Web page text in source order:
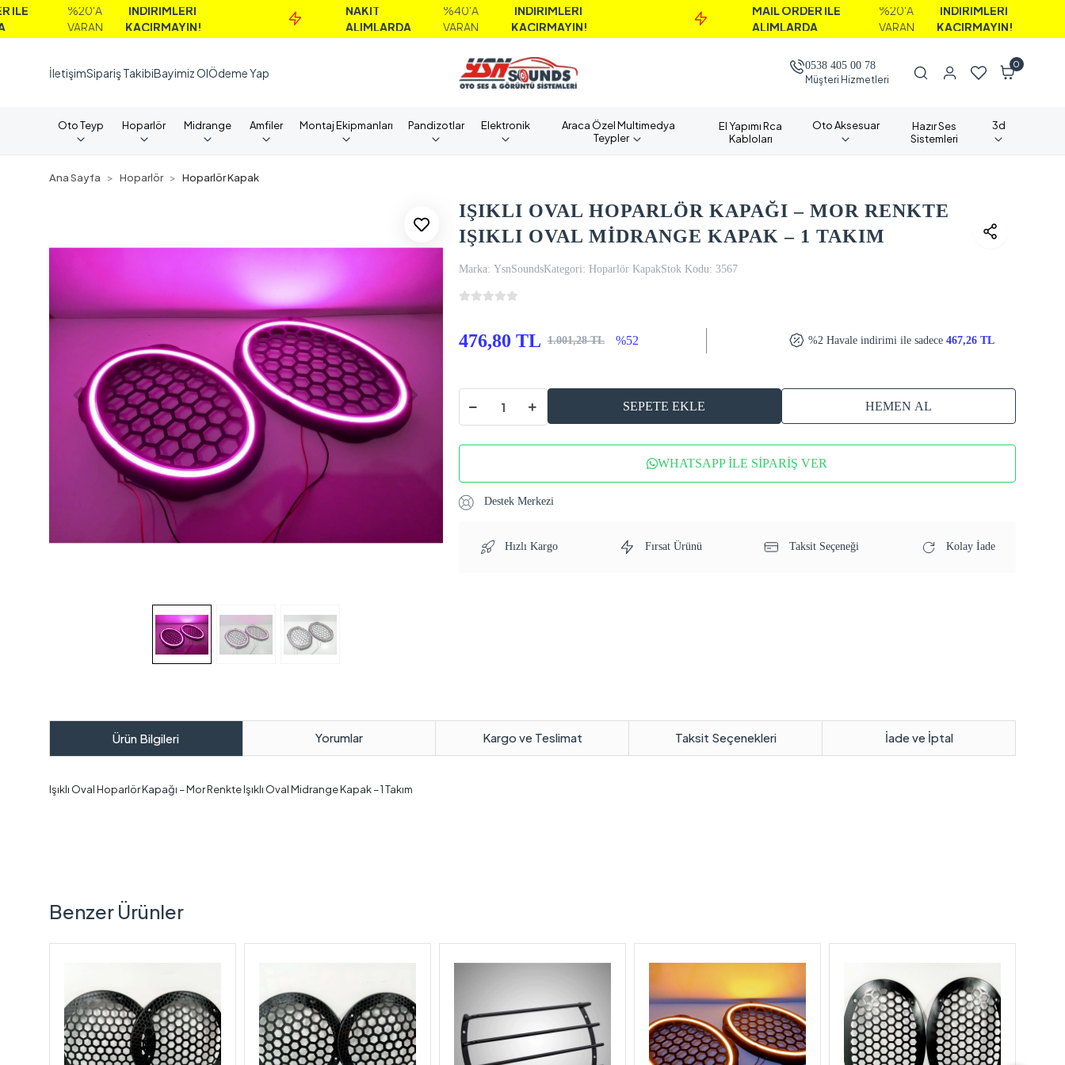
%20'A
İNDİRİMLERİ
KAÇIRMAYIN!
NAKİT
ALIMLARDA
VARAN
İNDİRİMLERİ
KAÇIRMAYIN!
MAİL ORDER İLE
ALIMLARDA
%20'A
İNDİRİMLERİ
KAÇIRMAYIN!
İletişimSipariş TakibiBayimiz OlÖdeme Yap
0538 405 00 78
Müşteri Hizmetleri
0
Oto Teyp Hoparlör Midrange Amfiler Montaj Ekipmanları Pandizotlar Elektronik
Araca Özel Multimedya
Teypler
El Yapımı Rca
Kabloları
Oto Aksesuar
Hazır Ses
Sistemleri
3d
Ana Sayfa Hoparlör Hoparlör Kapak
IŞIKLI OVAL HOPARLÖR KAPAĞI – MOR RENKTE
IŞIKLI OVAL MİDRANGE KAPAK – 1 TAKIM
Marka: YsnSoundsKategori: Hoparlör KapakStok Kodu: 3567
476,80 TL 1.001,28 TL %52 %2 Havale indirimi ile sadece467,26 TL
SEPETE EKLE HEMEN AL
WHATSAPP İLE SİPARİŞ VER
Destek Merkezi
Hızlı Kargo Fırsat Ürünü Taksit Seçeneği Kolay İade
Ürün Bilgileri Yorumlar Kargo ve Teslimat Taksit Seçenekleri İade ve İptal
Işıklı Oval Hoparlör Kapağı – Mor Renkte Işıklı Oval Midrange Kapak – 1 Takım
Benzer Ürünler